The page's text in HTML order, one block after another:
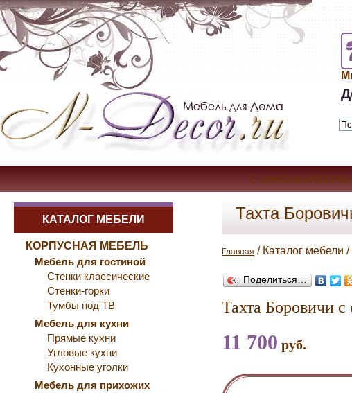
О
КАТАЛОГ МЕБЕЛИ
КОРПУСНАЯ МЕБЕЛЬ
Мебель для гостиной
Стенки классические
Стенки-горки
Тумбы под ТВ
Мебель для кухни
Прямые кухни
Угловые кухни
Кухонные уголки
Мебель для прихожих
Тахта
Главная / Каталог мебели
Поделиться…
Тахта Боровичи
11 700 руб.